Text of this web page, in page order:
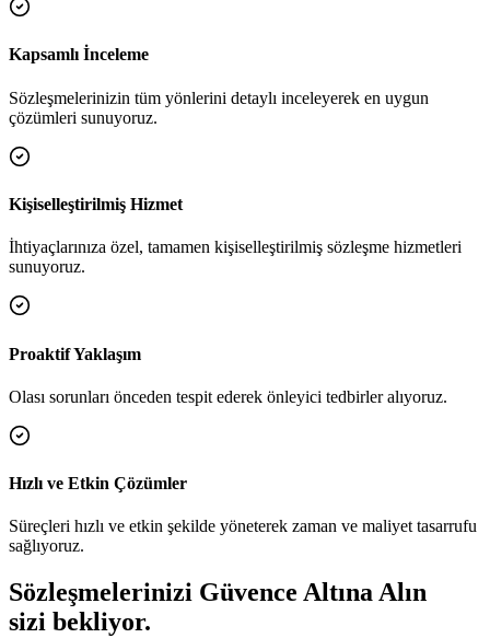
Kapsamlı İnceleme
Sözleşmelerinizin tüm yönlerini detaylı inceleyerek en uygun
çözümleri sunuyoruz.
Kişiselleştirilmiş Hizmet
İhtiyaçlarınıza özel, tamamen kişiselleştirilmiş sözleşme hizmetleri
sunuyoruz.
Proaktif Yaklaşım
Olası sorunları önceden tespit ederek önleyici tedbirler alıyoruz.
Hızlı ve Etkin Çözümler
Süreçleri hızlı ve etkin şekilde yöneterek zaman ve maliyet tasarrufu
sağlıyoruz.
Sözleşmelerinizi Güvence Altına Alın
sizi bekliyor.